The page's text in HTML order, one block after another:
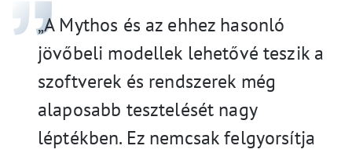
„A Mythos és az ehhez hasonló
jövőbeli modellek lehetővé teszik a
szoftverek és rendszerek még
alaposabb tesztelését nagy
léptékben. Ez nemcsak felgyorsítja